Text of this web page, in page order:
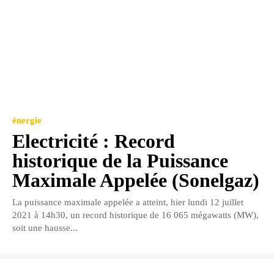
énergie
Electricité : Record
historique de la Puissance
Maximale Appelée (Sonelgaz)
La puissance maximale appelée a atteint, hier lundi 12 juillet
2021 à 14h30, un record historique de 16 065 mégawatts (MW),
soit une hausse...